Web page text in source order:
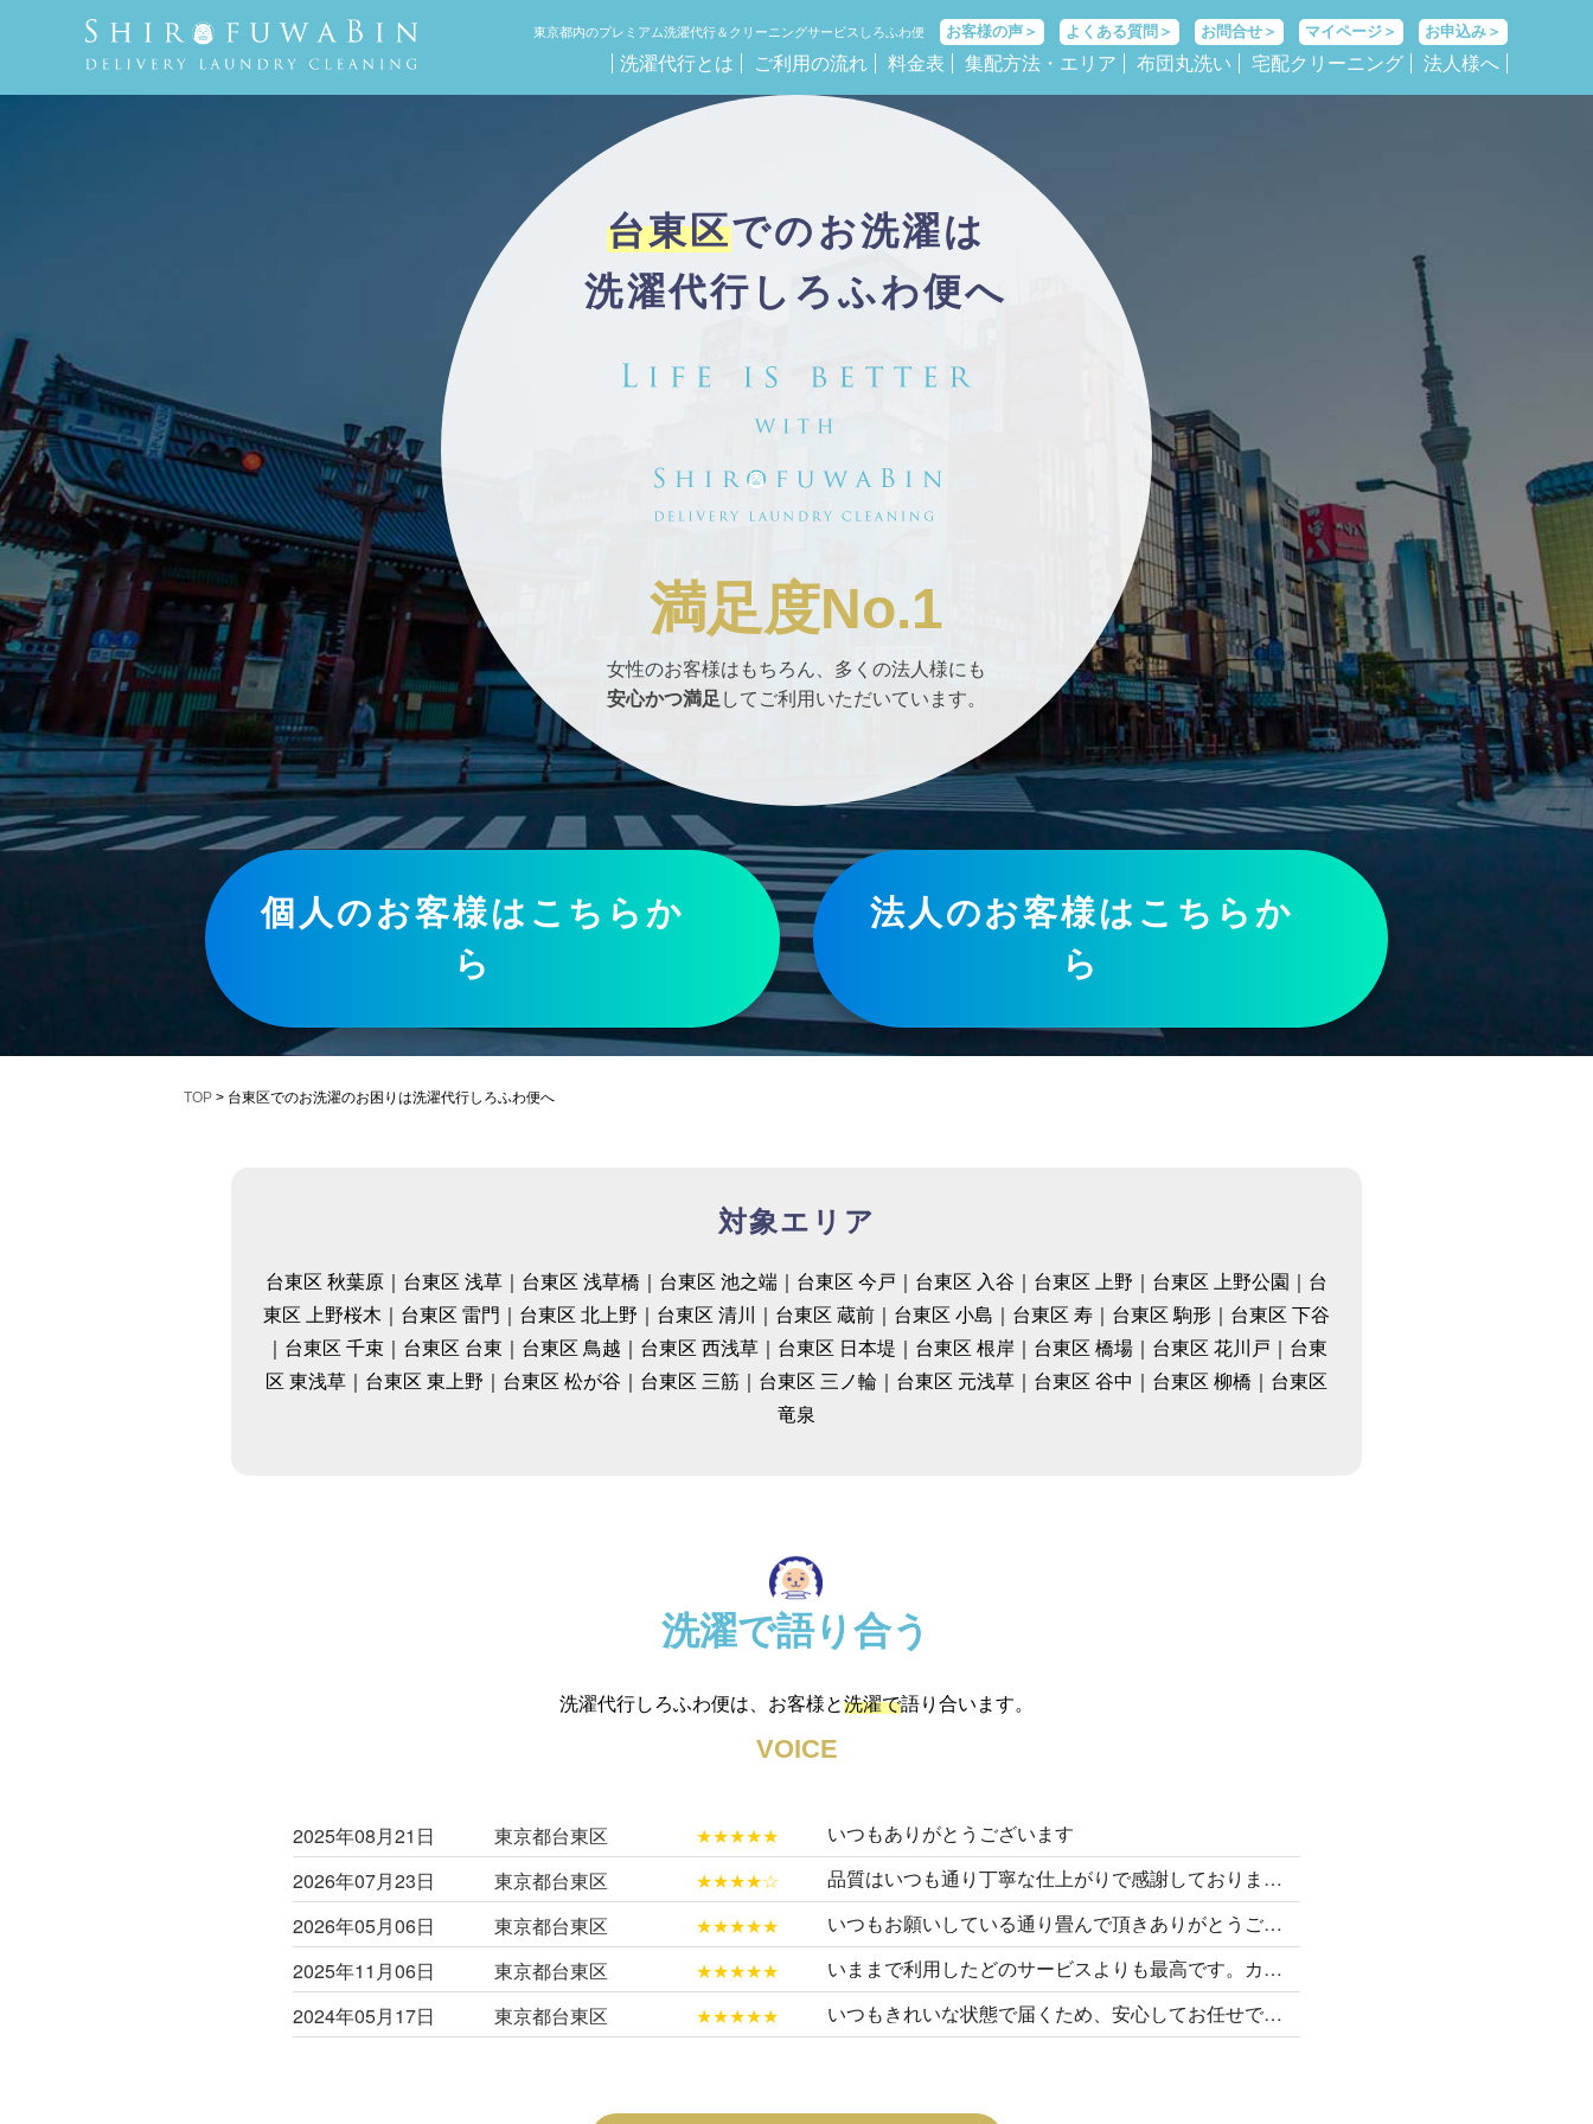
東京都内のプレミアム洗濯代行＆クリーニングサービスしろふわ便 お客様の声＞ よくある質問＞ お問合せ＞ マイページ＞ お申込み＞
洗濯代行とは ご利用の流れ 料金表 集配方法・エリア 布団丸洗い 宅配クリーニング 法人様へ
台東区でのお洗濯は
洗濯代行しろふわ便へ
満足度No.1
女性のお客様はもちろん、多くの法人様にも
安心かつ満足 してご利用いただいています。
個人のお客様は こちらか
ら
法人のお客様は こちらか
ら
TOP> 台東区でのお洗濯のお困りは洗濯代行しろふわ便へ
対象エリア
台東区 秋葉原｜台東区 浅草｜台東区 浅草橋｜台東区 池之端｜台東区 今戸｜台東区 入谷｜台東区 上野｜台東区 上野公園｜台
東区 上野桜木｜台東区 雷門｜台東区 北上野｜台東区 清川｜台東区 蔵前｜台東区 小島｜台東区 寿｜台東区 駒形｜台東区 下谷
｜台東区 千束｜台東区 台東｜台東区 鳥越｜台東区 西浅草｜台東区 日本堤｜台東区 根岸｜台東区 橋場｜台東区 花川戸｜台東
区 東浅草｜台東区 東上野｜台東区 松が谷｜台東区 三筋｜台東区 三ノ輪｜台東区 元浅草｜台東区 谷中｜台東区 柳橋｜台東区
竜泉
洗濯で語り合う
洗濯代行しろふわ便は、お客様と洗濯で語り合います。
VOICE